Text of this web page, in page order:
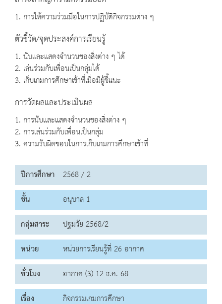
1. การให้ความร่วมมือในการปฏิบัติกิจกรรมต่าง ๆ
ตัวชี้วัด/จุดประสงค์การเรียนรู้
1. นับและแสดงจำนวนของสิ่งต่าง ๆ ได้
2. เล่นร่วมกับเพื่อนเป็นกลุ่มได้
3. เก็บเกมการศึกษาเข้าที่เมื่อมีผู้ชี้แนะ
การวัดผลและประเมินผล
1. การนับและแสดงจำนวนของสิ่งต่าง ๆ
2. การเล่นร่วมกับเพื่อนเป็นกลุ่ม
3. ความรับผิดชอบในการเก็บเกมการศึกษาเข้าที่
ปีการศึกษา 2568 / 2
ชั้น
อนุบาล 1
กลุ่มสาระ
ปฐมวัย 2568/2
หน่วย
หน่วยการเรียนรู้ที่ 26 อากาศ
ชั่วโมง
อากาศ (3) 12 ธ.ค. 68
เรื่อง
กิจกรรมเกมการศึกษา